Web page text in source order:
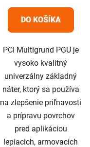
5
hviezdičiek.
DO KOŠÍKA
PCI Multigrund PGU je
vysoko kvalitný
univerzálny základný
náter, ktorý sa používa
na zlepšenie priľnavosti
a prípravu povrchov
pred aplikáciou
lepiacich, armovacích